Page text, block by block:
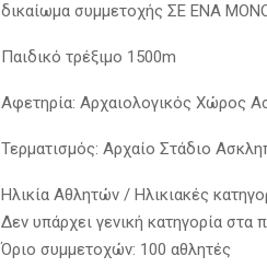
δικαίωμα συμμετοχής ΣΕ ΕΝΑ
Παιδικό τρέξιμο 1500m
Αφετηρία: Αρχαιολογικός Χώρος
Τερματισμός: Αρχαίο Στάδιο
Ηλικία Αθλητών / Ηλικιακές
Δεν υπάρχει γενική κατηγορία στα
Όριο συμμετοχών: 100 αθλητές